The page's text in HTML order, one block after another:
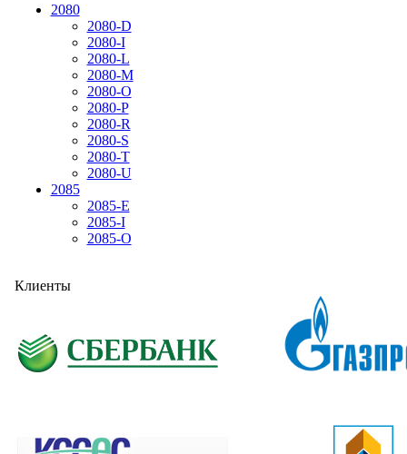
2080
2080-D
2080-I
2080-L
2080-M
2080-O
2080-P
2080-R
2080-S
2080-T
2080-U
2085
2085-E
2085-I
2085-O
Клиенты